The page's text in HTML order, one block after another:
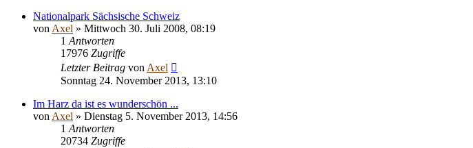
Nationalpark Sächsische Schweiz
von Axel » Mittwoch 30. Juli 2008, 08:19
1 Antworten
17976 Zugriffe
Letzter Beitrag von Axel
Sonntag 24. November 2013, 13:10
Im Harz da ist es wunderschön ...
von Axel » Dienstag 5. November 2013, 14:56
1 Antworten
20734 Zugriffe